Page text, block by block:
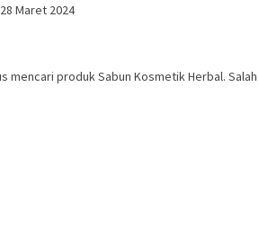
28 Maret 2024
mencari produk Sabun Kosmetik Herbal. Salah